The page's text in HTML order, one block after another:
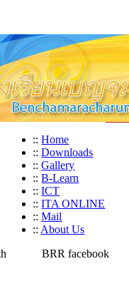
:: Home
:: Downloads
:: Gallery
:: B-Learn
:: ICT
:: ITA ONLINE
:: Mail
:: About Us
BRR facebook